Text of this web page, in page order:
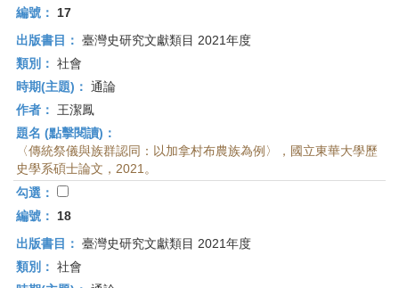
編號：
17
出版書目： 臺灣史研究文獻類目 2021年度
類別： 社會
時期(主題)： 通論
作者：
王潔鳳
題名 (點擊閱讀)：
〈傳統祭儀與族群認同：以加拿村布農族為例〉，國立東華大學歷
史學系碩士論文，2021。
勾選：
編號：
18
出版書目： 臺灣史研究文獻類目 2021年度
類別： 社會